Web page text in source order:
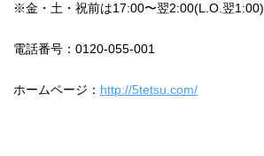
※金・土・祝前は17:00〜翌2:00(L.O.翌1:00)
電話番号：0120-055-001
ホームページ： http://5tetsu.com/